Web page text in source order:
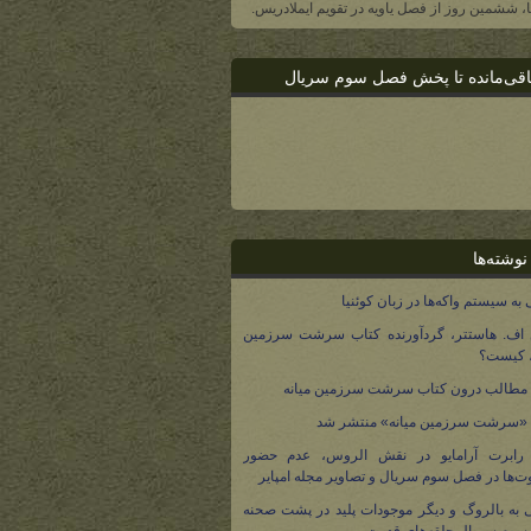
ششمین روز از فصل یاویه در تقویم ایملادریس.
تا پخش فصل سوم سریال
نوشته‌ها
به سیستم واکه‌ها در زبان کوئنیا
اف. هاستتر، گردآورنده کتاب سرشت سرزمین
کیست؟
درون کتاب سرشت سرزمین میانه
«سرشت سرزمین میانه» منتشر شد
رابرت آرامایو در نقش الروس، عدم حضور
در فصل سوم سریال و تصاویر مجله امپایر
به بالروگ و دیگر موجودات پلید در پشت صحنه